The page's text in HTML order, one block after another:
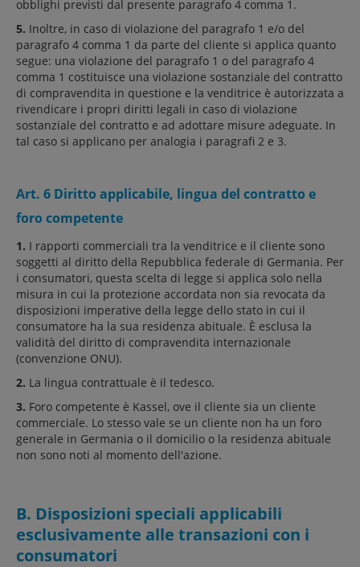
obblighi previsti dal presente paragrafo 4 comma 1.
5. Inoltre, in caso di violazione del paragrafo 1 e/o del
paragrafo 4 comma 1 da parte del cliente si applica quanto
segue: una violazione del paragrafo 1 o del paragrafo 4
comma 1 costituisce una violazione sostanziale del contratto
di compravendita in questione e la venditrice è autorizzata a
rivendicare i propri diritti legali in caso di violazione
sostanziale del contratto e ad adottare misure adeguate. In
tal caso si applicano per analogia i paragrafi 2 e 3.
Art. 6 Diritto applicabile, lingua del contratto e
foro competente
1. I rapporti commerciali tra la venditrice e il cliente sono
soggetti al diritto della Repubblica federale di Germania. Per
i consumatori, questa scelta di legge si applica solo nella
misura in cui la protezione accordata non sia revocata da
disposizioni imperative della legge dello stato in cui il
consumatore ha la sua residenza abituale. È esclusa la
validità del diritto di compravendita internazionale
(convenzione ONU).
2. La lingua contrattuale è il tedesco.
3. Foro competente è Kassel, ove il cliente sia un cliente
commerciale. Lo stesso vale se un cliente non ha un foro
generale in Germania o il domicilio o la residenza abituale
non sono noti al momento dell'azione.
B. Disposizioni speciali applicabili
esclusivamente alle transazioni con i
consumatori